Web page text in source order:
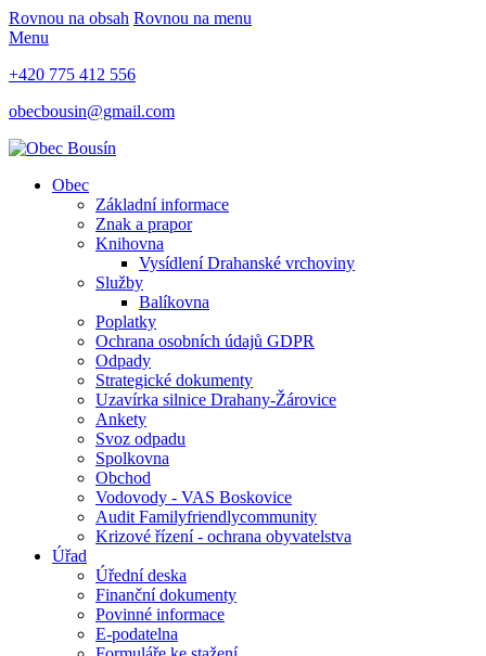
Rovnou na obsah Rovnou na menu
Menu
+420 775 412 556
obecbousin@gmail.com
Obec
Základní informace
Znak a prapor
Knihovna
Vysídlení Drahanské vrchoviny
Služby
Balíkovna
Poplatky
Ochrana osobních údajů GDPR
Odpady
Strategické dokumenty
Uzavírka silnice Drahany-Žárovice
Ankety
Svoz odpadu
Spolkovna
Obchod
Vodovody - VAS Boskovice
Audit Familyfriendlycommunity
Krizové řízení - ochrana obyvatelstva
Úřad
Úřední deska
Finanční dokumenty
Povinné informace
E-podatelna